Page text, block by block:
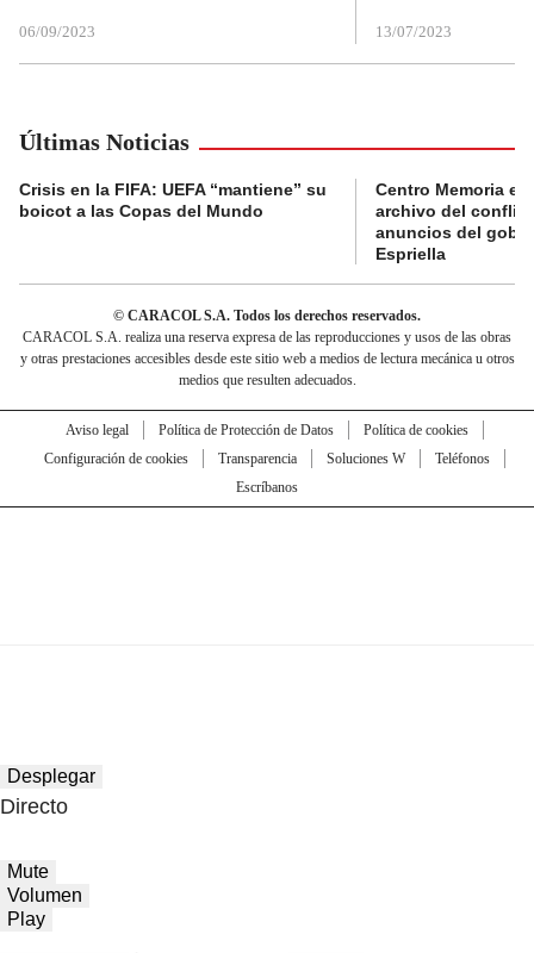
06/09/2023 13/07/2023
Últimas Noticias
Crisis en la FIFA: UEFA “mantiene” su
boicot a las Copas del Mundo
Centro Memoria
archivo del
anuncios del
Espriella
© CARACOL S.A. Todos los derechos reservados.
CARACOL S.A. realiza una reserva expresa de las reproducciones y usos de las obras
y otras prestaciones accesibles desde este sitio web a medios de lectura mecánica u otros
medios que resulten adecuados.
Aviso legal Política de Protección de Datos
Política de cookies
Configuración de cookies
Transparencia Soluciones W
Teléfonos
Escríbanos
Desplegar
Directo
Mute
Volumen
Play